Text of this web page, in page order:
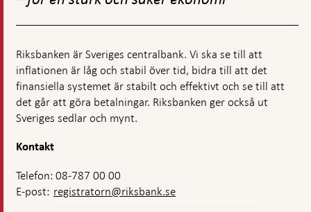
Riksbanken är Sveriges centralbank. Vi ska se till att
inflationen är låg och stabil över tid, bidra till att det
finansiella systemet är stabilt och effektivt och se till att
det går att göra betalningar. Riksbanken ger också ut
Sveriges sedlar och mynt.
Kontakt
Telefon: 08-787 00 00
E-post: registratorn@riksbank.se